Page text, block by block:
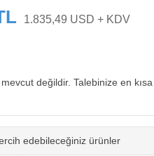
1.835,49 USD + KDV
değildir. Talebinize en
edebileceğiniz ürünler